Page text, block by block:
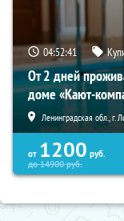
04:52:39
От 2 дней
доме «Кают-
Ленинградская обл., г.
от 1200 руб.
до14900руб.